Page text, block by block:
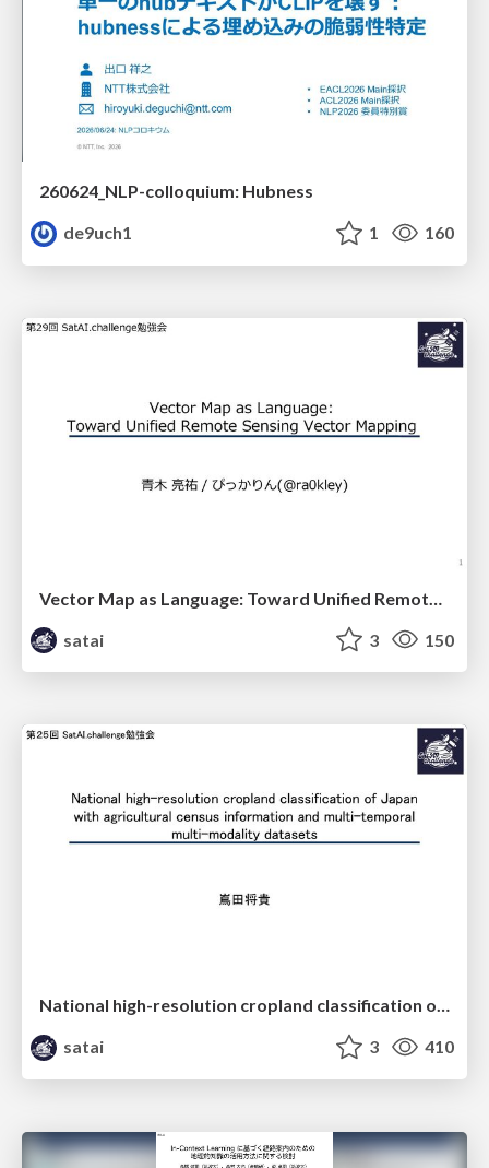
260624_NLP-colloquium: Hubness
de9uch1
1 160
satai
3 150
National high-resolution cropland classification of Japan with agricultural census information and multi-temporal multi-modality datasets
satai
3 410